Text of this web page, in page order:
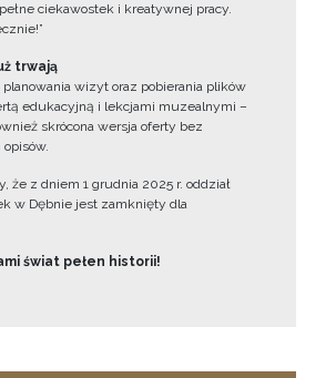
ciekawostek i kreatywnej pracy.
trwają
wizyt oraz pobierania plików
edukacyjną i lekcjami muzealnymi –
skrócona wersja oferty bez
opisów.
że z dniem 1 grudnia 2025 r. oddział
w Dębnie jest zamknięty dla
świat pełen historii!